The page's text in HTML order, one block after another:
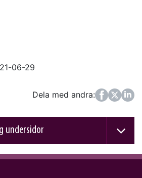
06-29
Dela med andra:
FacebookTwitter
LinkedIn
undersidor